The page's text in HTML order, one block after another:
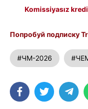
Komissiyasız
Попробуй подписку
#ЧМ-2026